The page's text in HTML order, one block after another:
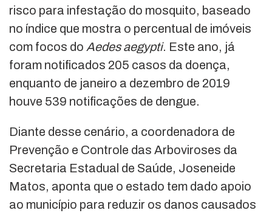
risco para infestação do mosquito, baseado
no índice que mostra o percentual de imóveis
com focos do Aedes aegypti. Este ano, já
foram notificados 205 casos da doença,
enquanto de janeiro a dezembro de 2019
houve 539 notificações de dengue.
Diante desse cenário, a coordenadora de
Prevenção e Controle das Arboviroses da
Secretaria Estadual de Saúde, Joseneide
Matos, aponta que o estado tem dado apoio
ao município para reduzir os danos causados